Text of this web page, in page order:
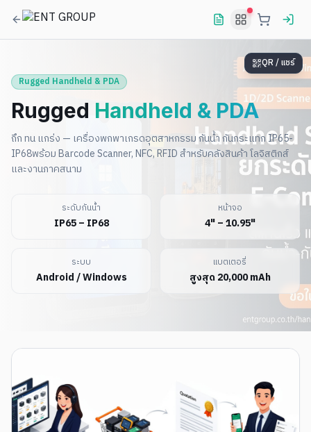
Rugged Handheld & PDA
Rugged Handheld & PDA
ถึก ทน แกร่ง — เครื่องพกพาเกรดอุตสาหกรรม กันน้ำ กันกระแทก IP65-
IP68พร้อม Barcode Scanner, NFC, RFID สำหรับคลังสินค้า โลจิสติกส์
และงานภาคสนาม
ระดับกันน้ำ
IP65 – IP68
หน้าจอ
4" – 10.95"
ระบบ
Android / Windows
แบตเตอรี่
สูงสุด 20,000 mAh
QR / แชร์